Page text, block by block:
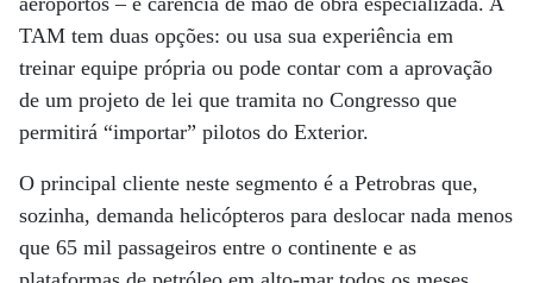
TAM tem duas opções: ou usa sua experiência em
treinar equipe própria ou pode contar com a aprovação
de um projeto de lei que tramita no Congresso que
permitirá “importar” pilotos do Exterior.
O principal cliente neste segmento é a Petrobras que,
sozinha, demanda helicópteros para deslocar nada menos
que 65 mil passageiros entre o continente e as